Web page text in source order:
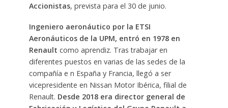
Accionistas, prevista para el 30 de junio.
Ingeniero aeronáutico por la ETSI
Aeronáuticos de la UPM, entró en 1978 en
Renault como aprendiz. Tras trabajar en
diferentes puestos en varias de las sedes de la
compañía e n España y Francia, llegó a ser
vicepresidente en Nissan Motor Ibérica, filial de
Renault. Desde 2018 era director general de